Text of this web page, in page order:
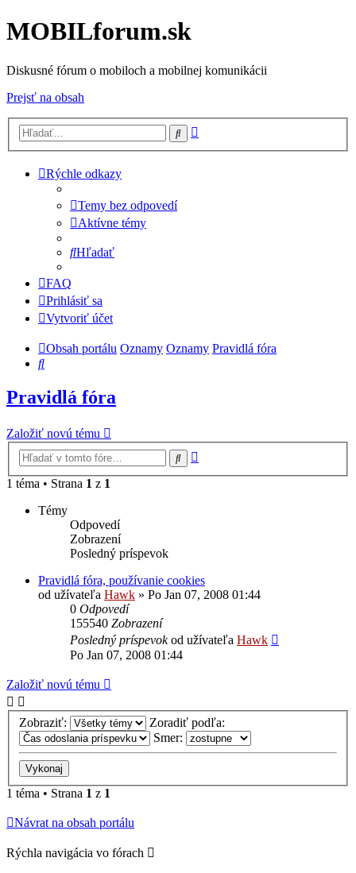
MOBILforum.sk
Diskusné fórum o mobiloch a mobilnej komunikácii
Prejsť na obsah
Hľadať
Rýchle odkazy
Temy bez odpovedí
Aktívne témy
Hľadať
FAQ
Prihlásiť sa
Vytvoriť účet
Obsah portálu Oznamy Oznamy Pravidlá fóra
Hľadať
Pravidlá fóra
Založiť novú tému
Hľadať
1 téma • Strana 1 z 1
Témy
Odpovedí
Zobrazení
Posledný príspevok
Pravidlá fóra, používanie cookies
od užívateľa Hawk » Po Jan 07, 2008 01:44
0 Odpovedí
155540 Zobrazení
Posledný príspevokod užívateľa Hawk
Po Jan 07, 2008 01:44
Založiť novú tému
Zobraziť:
Zoradiť podľa:
Smer:
1 téma • Strana 1 z 1
Návrat na obsah portálu
Rýchla navigácia vo fórach